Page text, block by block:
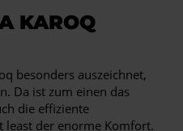
KAROQ
besonders auszeichnet,
Da ist zum einen das
die effiziente
der enorme Komfort.